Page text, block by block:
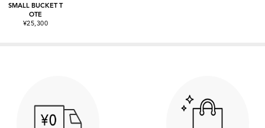
SMALL BUCKET T
OTE
¥25,300